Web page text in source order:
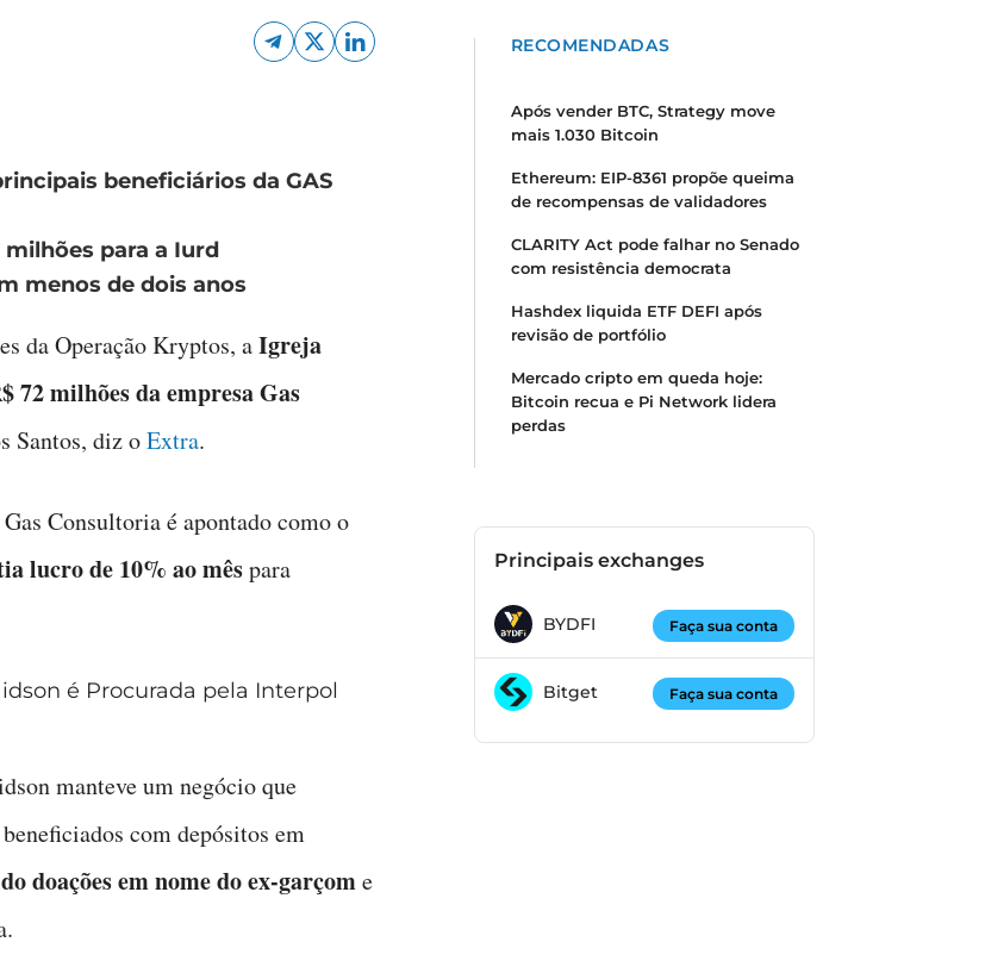
beneficiários da GAS
milhões para a Iurd
menos de dois anos
da Operação Kryptos, aIgreja
72 milhões da empresa Gas
Santos, diz oExtra.
Consultoria é apontado como o
lucro de 10% ao mêspara
é Procurada pela Interpol
manteve um negócio que
com depósitos em
doações em nome do ex-garçome
RECOMENDADAS
Após vender BTC, Strategy move
mais 1.030 Bitcoin
Ethereum: EIP-8361 propõe queima
de recompensas de validadores
CLARITY Act pode falhar no Senado
com resistência democrata
Hashdex liquida ETF DEFI após
revisão de portfólio
Mercado cripto em queda hoje:
Bitcoin recua e Pi Network lidera
perdas
Principais exchanges
BYDFI Faça sua conta
Bitget Faça sua conta